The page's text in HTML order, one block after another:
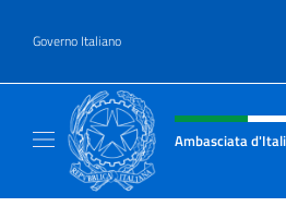
Governo Italiano
Intestazione sito,
Ambasciata